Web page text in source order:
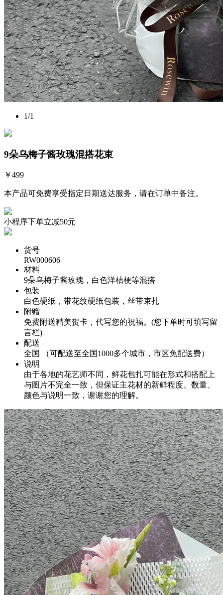
1/1
9朵乌梅子酱玫瑰混搭花束
￥499
本产品可免费享受指定日期送达服务，请在订单中备注。
小程序下单立减50元
货号
RW000606
材料
9朵乌梅子酱玫瑰，白色洋桔梗等混搭
包装
白色硬纸，带花纹硬纸包装，丝带束扎
附赠
免费附送精美贺卡，代写您的祝福。(您下单时可填写留
言栏)
配送
全国 （可配送至全国1000多个城市，市区免配送费）
说明
由于各地的花艺师不同，鲜花包扎可能在形式和搭配上
与图片不完全一致，但保证主花材的新鲜程度、数量、
颜色与说明一致，谢谢您的理解。